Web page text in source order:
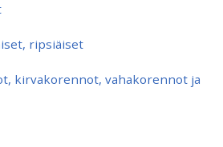
ripsiäiset
kirvakorennot, vahakorennot ja